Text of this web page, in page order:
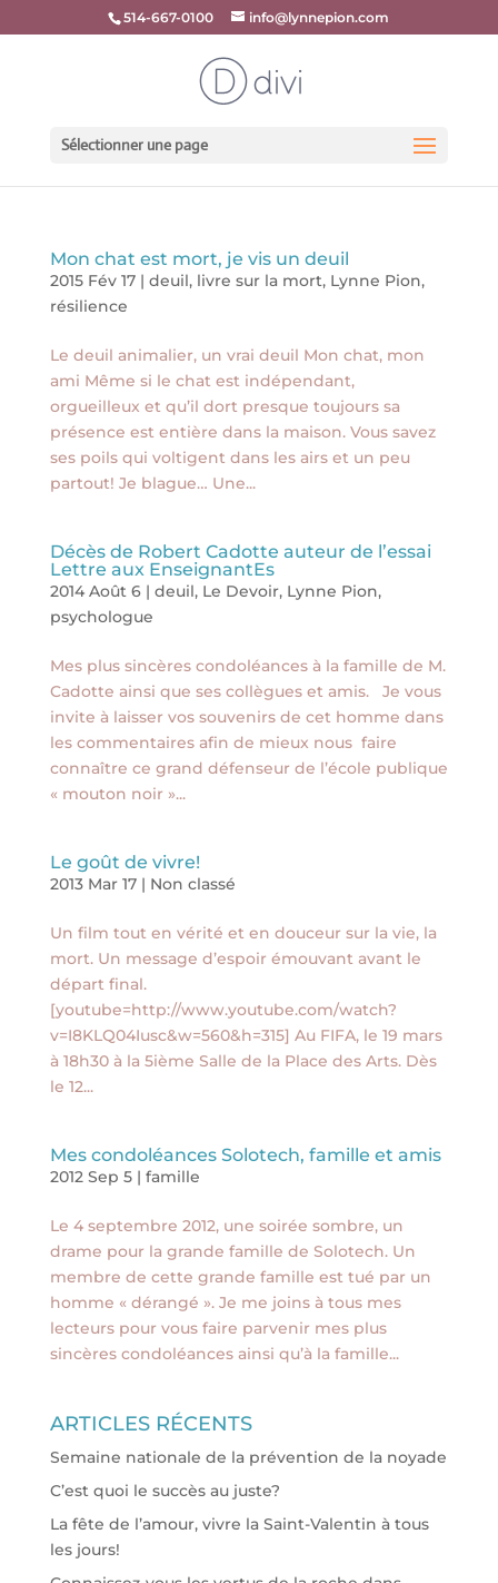
514-667-0100 info@lynnepion.com
Sélectionner une page
Mon chat est mort, je vis un deuil
2015 Fév 17| deuil, livre sur la mort, Lynne Pion,
résilience
Le deuil animalier, un vrai deuil Mon chat, mon
ami Même si le chat est indépendant,
orgueilleux et qu’il dort presque toujours sa
présence est entière dans la maison. Vous savez
ses poils qui voltigent dans les airs et un peu
partout! Je blague… Une...
Décès de Robert Cadotte auteur de l’essai
Lettre aux EnseignantEs
2014 Août 6| deuil, Le Devoir, Lynne Pion,
psychologue
Mes plus sincères condoléances à la famille de M.
Cadotte ainsi que ses collègues et amis. Je vous
invite à laisser vos souvenirs de cet homme dans
les commentaires afin de mieux nous faire
connaître ce grand défenseur de l’école publique
« mouton noir »...
Le goût de vivre!
2013 Mar 17| Non classé
Un film tout en vérité et en douceur sur la vie, la
mort. Un message d’espoir émouvant avant le
départ final.
[youtube=http://www.youtube.com/watch?
v=I8KLQ04Iusc&w=560&h=315] Au FIFA, le 19 mars
à 18h30 à la 5ième Salle de la Place des Arts. Dès
le 12...
Mes condoléances Solotech, famille et amis
2012 Sep 5| famille
Le 4 septembre 2012, une soirée sombre, un
drame pour la grande famille de Solotech. Un
membre de cette grande famille est tué par un
homme « dérangé ». Je me joins à tous mes
lecteurs pour vous faire parvenir mes plus
sincères condoléances ainsi qu’à la famille...
ARTICLES RÉCENTS
Semaine nationale de la prévention de la noyade
C’est quoi le succès au juste?
La fête de l’amour, vivre la Saint-Valentin à tous
les jours!